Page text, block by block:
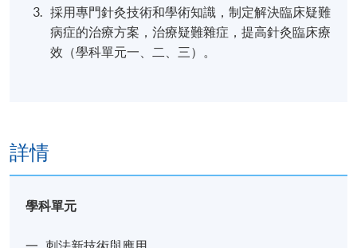
採用專門針灸技術和學術知識，制定解決臨床疑難
病症的治療方案，治療疑難雜症，提高針灸臨床療
效（學科單元一、二、三）。
詳情
學科單元